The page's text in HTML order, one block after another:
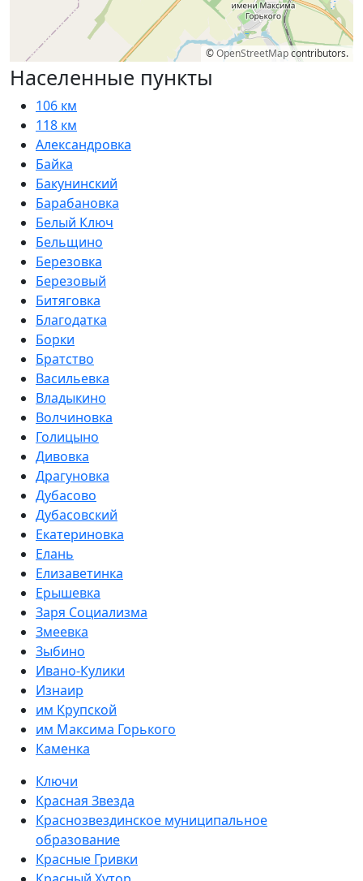
©OpenStreetMapcontributors.
Населенные пункты
106 км
118 км
Александровка
Байка
Бакунинский
Барабановка
Белый Ключ
Бельщино
Березовка
Березовый
Битяговка
Благодатка
Борки
Братство
Васильевка
Владыкино
Волчиновка
Голицыно
Дивовка
Драгуновка
Дубасово
Дубасовский
Екатериновка
Елань
Елизаветинка
Ерышевка
Заря Социализма
Змеевка
Зыбино
Ивано-Кулики
Изнаир
им Крупской
им Максима Горького
Каменка
Ключи
Красная Звезда
Краснозвездинское муниципальное
образование
Красные Гривки